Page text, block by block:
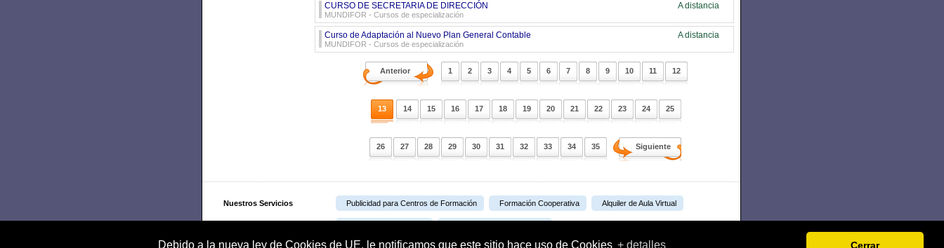
Debido a la nueva ley de Cookies de UE, le notificamos que este sitio hace uso de Cookies + detalles Cerrar
CURSO DE SECRETARIA DE DIRECCIÓN
MUNDIFOR - Cursos de especialización
A distancia
Curso de Adaptación al Nuevo Plan General Contable
MUNDIFOR - Cursos de especialización
A distancia
Anterior 1 2 3 4 5 6 7 8 9 10 11 12
13 14 15 16 17 18 19 20 21 22 23 24 25
26 27 28 29 30 31 32 33 34 35 Siguiente
Nuestros Servicios Publicidad para Centros de Formación Formación Cooperativa Alquiler de Aula Virtual